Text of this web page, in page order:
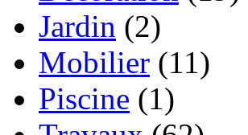
Jardin (2)
Mobilier (11)
Piscine (1)